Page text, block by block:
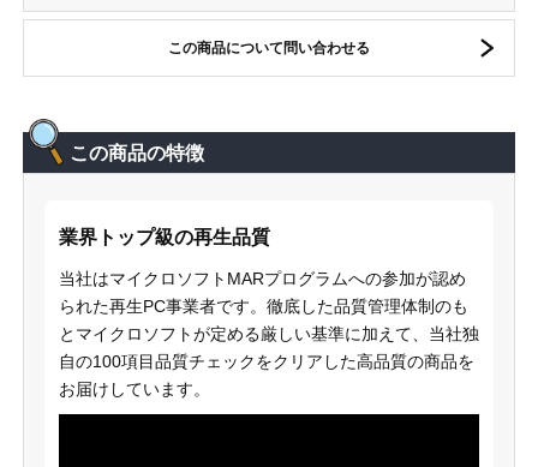
この商品について問い合わせる
この商品の特徴
業界トップ級の再生品質
当社はマイクロソフトMARプログラムへの参加が認め
られた再生PC事業者です。徹底した品質管理体制のも
とマイクロソフトが定める厳しい基準に加えて、当社独
自の100項目品質チェックをクリアした高品質の商品を
お届けしています。